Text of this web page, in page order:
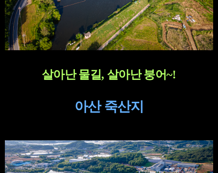
살아난 물길, 살아난 붕어~!
아산 죽산지